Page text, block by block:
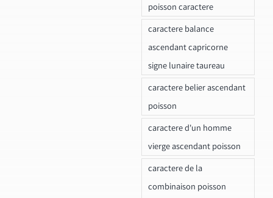
poisson caractere
caractere balance
ascendant capricorne
signe lunaire taureau
caractere belier ascendant
poisson
caractere d'un homme
vierge ascendant poisson
caractere de la
combinaison poisson